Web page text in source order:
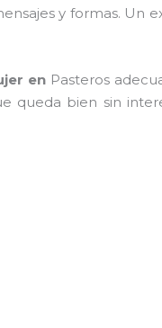
y formas. Un
en Pasteros
queda bien sin